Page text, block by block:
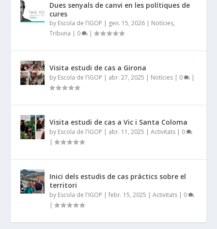
Dues senyals de canvi en les polítiques de
cures
by Escola de l'IGOP | gen. 15, 2026 | Notícies,
Tribuna | 0 |
Visita estudi de cas a Girona
by Escola de l'IGOP | abr. 27, 2025 | Notícies | 0 |
Visita estudi de cas a Vic i Santa Coloma
by Escola de l'IGOP | abr. 11, 2025 |Activitats | 0
|
Inici dels estudis de cas pràctics sobre el
territori
by Escola de l'IGOP |febr. 15, 2025 |Activitats | 0
|